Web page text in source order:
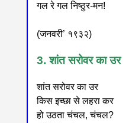
गल रे गल निष्ठुर-मन!
(जनवरी’ १९३२)
3. शांत सरोवर का उर
शांत सरोवर का उर
किस इच्छा से लहरा कर
हो उठता चंचल, चंचल?